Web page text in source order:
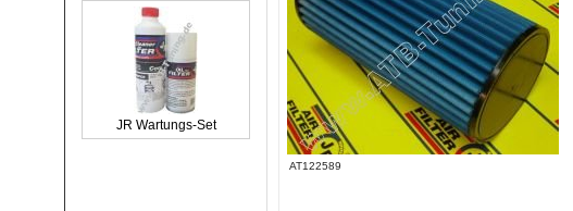
JR Wartungs-Set
AT122589